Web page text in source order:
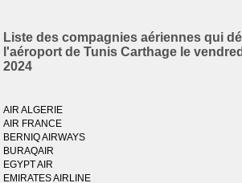
Liste des compagnies aériennes qui
l'aéroport de Tunis Carthage le
2024
AIR ALGERIE
AIR FRANCE
BERNIQ AIRWAYS
BURAQAIR
EGYPT AIR
EMIRATES AIRLINE